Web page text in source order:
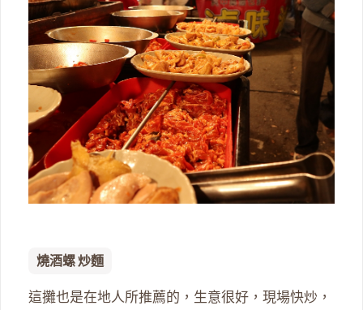
燒酒螺 炒麵
這攤也是在地人所推薦的，生意很好，現場快炒，